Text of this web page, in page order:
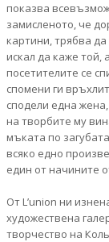
показва
замисленото, че
картини, трябва
искал да каже той,
посетителите се
спомени ги
сподели една
на творбите му
мъката по
всяко едно
един от начините
От L’union ни
художествена
творчество на